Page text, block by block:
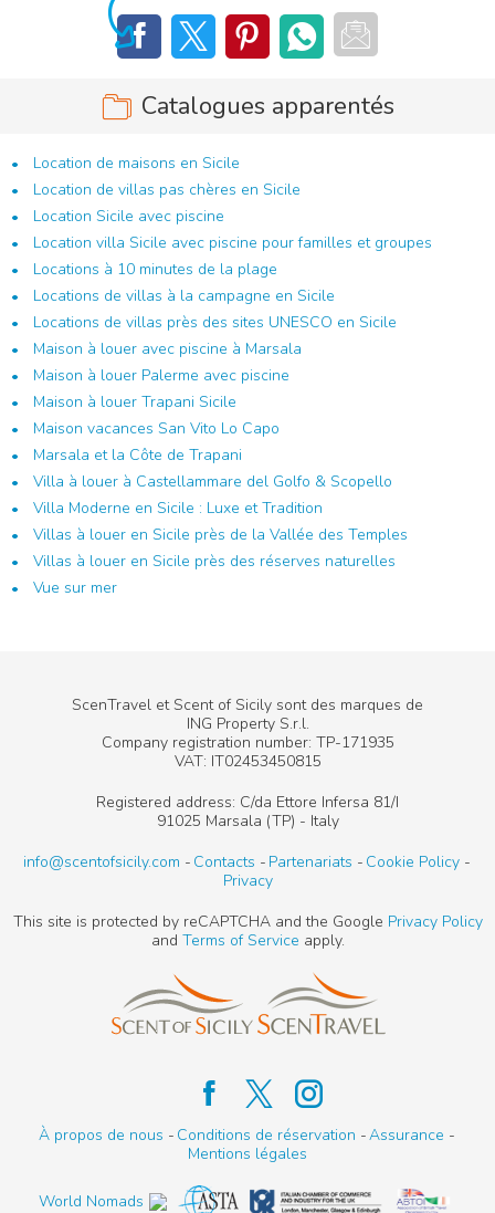
Catalogues apparentés
Location de maisons en Sicile
Location de villas pas chères en Sicile
Location Sicile avec piscine
Location villa Sicile avec piscine pour familles et groupes
Locations à 10 minutes de la plage
Locations de villas à la campagne en Sicile
Locations de villas près des sites UNESCO en Sicile
Maison à louer avec piscine à Marsala
Maison à louer Palerme avec piscine
Maison à louer Trapani Sicile
Maison vacances San Vito Lo Capo
Marsala et la Côte de Trapani
Villa à louer à Castellammare del Golfo & Scopello
Villa Moderne en Sicile : Luxe et Tradition
Villas à louer en Sicile près de la Vallée des Temples
Villas à louer en Sicile près des réserves naturelles
Vue sur mer
ScenTravel et Scent of Sicily sont des marques de
ING Property S.r.l.
Company registration number: TP-171935
VAT: IT02453450815
Registered address: C/da Ettore Infersa 81/I
91025 Marsala (TP) - Italy
info@scentofsicily.com
Contacts Partenariats
Cookie Policy
Privacy
This site is protected by reCAPTCHA and the Google Privacy Policy
and Terms of Service apply.
À propos de nous Conditions de réservation
Assurance
Mentions légales
World Nomads